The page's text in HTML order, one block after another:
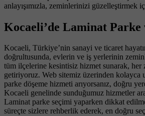
anlayışımızla, zeminlerinizi güzelleştirmek
Kocaeli’de Laminat Parke
Kocaeli, Türkiye’nin sanayi ve ticaret
doğrultusunda, evlerin ve iş yerlerinin
tüm ilçelerine kesintisiz hizmet sunarak, her
getiriyoruz. Web sitemiz üzerinden kolayca
parke döşeme hizmeti arıyorsanız, doğru
Kocaeli genelinde sunduğumuz hizmetler
Laminat parke seçimi yaparken dikkat
süreçte sizlere rehberlik ederek, en doğru